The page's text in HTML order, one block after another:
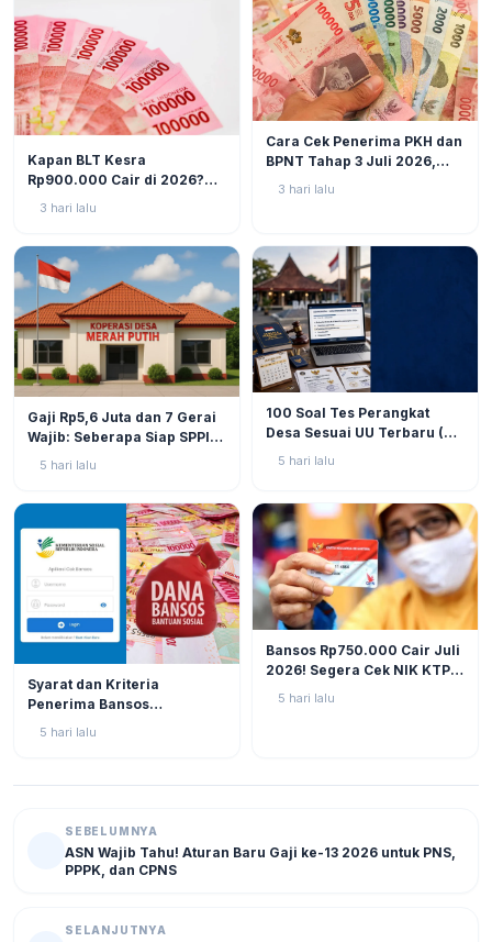
Kapan BLT Kesra
Rp900.000 Cair di 2026?
Simak Prediksi dan
3 hari lalu
Cara Cek Penerima PKH dan
BPNT Tahap 3 Juli 2026,
Bansos Sudah Mulai Cair!
3 hari lalu
Gaji Rp5,6 Juta dan 7 Gerai
Wajib: Seberapa Siap SPPI
5 hari lalu
100 Soal Tes Perangkat
Desa Sesuai UU Terbaru (UU
No. 3 Tahun 2024 & PP No.
5 hari lalu
Syarat dan Kriteria
Penerima Bansos
Rp750.000 Juli 2026, Cek
5 hari lalu
Bansos Rp750.000 Cair Juli
2026! Segera Cek NIK KTP
5 hari lalu
SEBELUMNYA
ASN Wajib Tahu! Aturan Baru Gaji ke-13 2026 untuk PNS,
PPPK, dan CPNS
SELANJUTNYA